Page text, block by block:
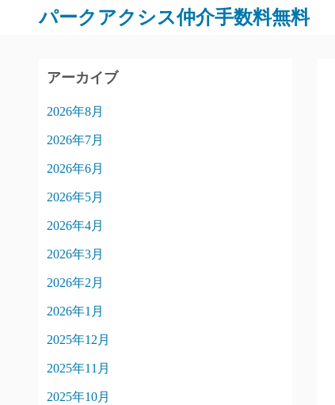
パークアクシス仲介手数料無料
アーカイブ
2026年8月
2026年7月
2026年6月
2026年5月
2026年4月
2026年3月
2026年2月
2026年1月
2025年12月
2025年11月
2025年10月